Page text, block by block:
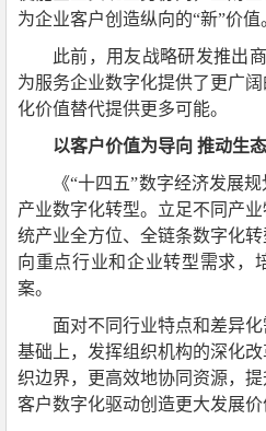
为企业客户创造纵向的“新”价值
此前，用友战略研发推出
为服务企业数字化提供了更广
化价值替代提供更多可能。
以客户价值为导向 推动生
《“十四五”数字经济发展
产业数字化转型。立足不同产
统产业全方位、全链条数字化
向重点行业和企业转型需求，
案。
面对不同行业特点和差异
基础上，发挥组织机构的深化
织边界，更高效地协同资源，
客户数字化驱动创造更大发展价